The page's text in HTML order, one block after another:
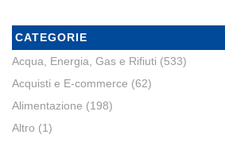
CATEGORIE
Acqua, Energia, Gas e Rifiuti (533)
Acquisti e E-commerce (62)
Alimentazione (198)
Altro (1)